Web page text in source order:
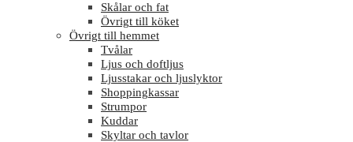
Skålar och fat
Övrigt till köket
Övrigt till hemmet
Tvålar
Ljus och doftljus
Ljusstakar och ljuslyktor
Shoppingkassar
Strumpor
Kuddar
Skyltar och tavlor